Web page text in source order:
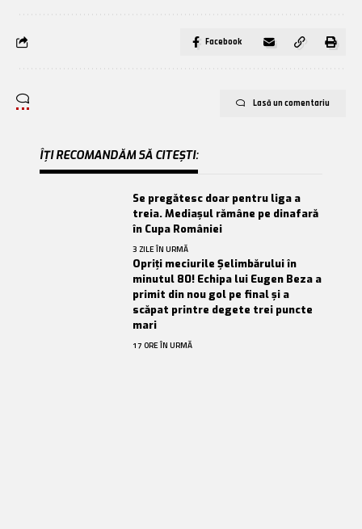
Facebook
Lasă un comentariu
ÎȚI RECOMANDĂM SĂ CITEȘTI:
Se pregătesc doar pentru liga a
treia. Mediașul rămâne pe dinafară
în Cupa României
3 ZILE ÎN URMĂ
Opriți meciurile Șelimbărului în
minutul 80! Echipa lui Eugen Beza a
primit din nou gol pe final și a
scăpat printre degete trei puncte
mari
17 ORE ÎN URMĂ